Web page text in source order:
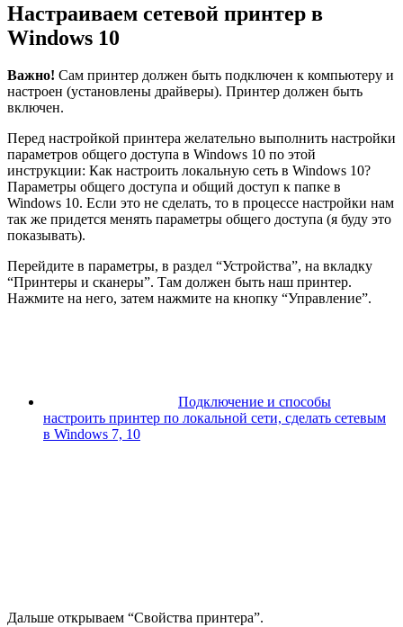
Настраиваем сетевой принтер в
Windows 10
Важно! Сам принтер должен быть подключен к компьютеру и
настроен (установлены драйверы). Принтер должен быть
включен.
Перед настройкой принтера желательно выполнить настройки
параметров общего доступа в Windows 10 по этой
инструкции: Как настроить локальную сеть в Windows 10?
Параметры общего доступа и общий доступ к папке в
Windows 10. Если это не сделать, то в процессе настройки нам
так же придется менять параметры общего доступа (я буду это
показывать).
Перейдите в параметры, в раздел “Устройства”, на вкладку
“Принтеры и сканеры”. Там должен быть наш принтер.
Нажмите на него, затем нажмите на кнопку “Управление”.
Подключение и способы
настроить принтер по локальной сети, сделать сетевым
в Windows 7, 10
Дальше открываем “Свойства принтера”.